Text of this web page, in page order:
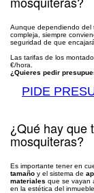
Aunque dependiendo del
compleja, siempre
seguridad de que
Las tarifas de los
€/hora.
¿Quieres pedir
PIDE
¿Qué hay que
mosquiteras?
Es importante tener en
tamaño y el sistema de
materiales que se vayan
en la estética del inmueble.